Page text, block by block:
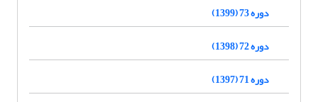
دوره 73 (1399)
دوره 72 (1398)
دوره 71 (1397)